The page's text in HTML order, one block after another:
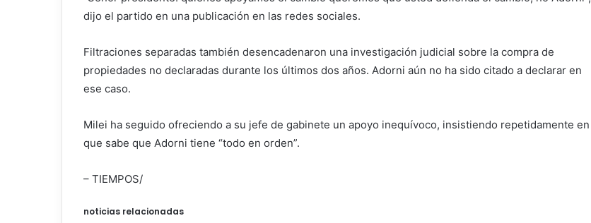
dijo el partido en una publicación en las redes sociales.
Filtraciones separadas también desencadenaron una investigación judicial sobre la compra de
propiedades no declaradas durante los últimos dos años. Adorni aún no ha sido citado a declarar en
ese caso.
Milei ha seguido ofreciendo a su jefe de gabinete un apoyo inequívoco, insistiendo repetidamente en
que sabe que Adorni tiene “todo en orden”.
– TIEMPOS/
noticias relacionadas